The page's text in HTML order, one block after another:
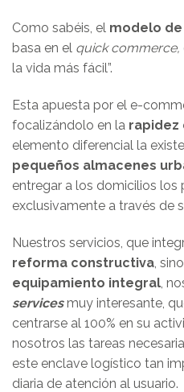
Como sabéis, el modelo
basa en el quick commerce,
la vida más fácil”.
Esta apuesta por el e-
focalizándolo en la rapidez
elemento diferencial la
pequeños almacenes
entregar a los domicilios
exclusivamente a través de
Nuestros servicios, que
reforma constructiva ,
equipamiento integral ,
servicesmuy interesante,
centrarse al 100% en su
nosotros las tareas
este enclave logístico tan
diaria de atención al usuario.